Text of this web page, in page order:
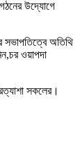
উদ্যোগে
সভাপতিত্বে অতিথি
ওয়াপদা
সকলের।